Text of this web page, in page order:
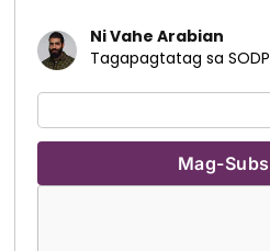
Ni Vahe Arabian
Tagapagtatag sa SODP